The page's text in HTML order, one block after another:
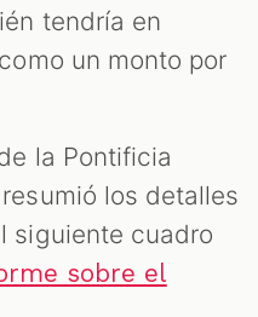
tendría en
un monto por
la Pontificia
los detalles
siguiente cuadro
sobre el